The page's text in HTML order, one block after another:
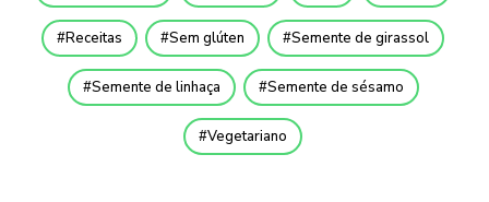
Receitas Sem glúten Semente de girassol
Semente de linhaça Semente de sésamo
Vegetariano